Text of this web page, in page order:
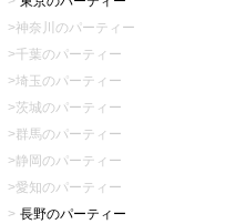
神奈川のパーティー
千葉のパーティー
埼玉のパーティー
茨城のパーティー
群馬のパーティー
静岡のパーティー
愛知のパーティー
長野のパーティー